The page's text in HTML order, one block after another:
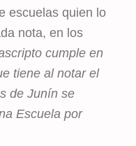
escuelas quien lo
nota, en los
cumple en
tiene al notar el
de Junín se
Escuela por